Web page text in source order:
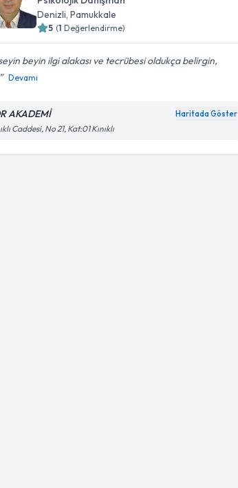
Denizli, Pamukkale
5 (1 Değerlendirme)
beyin ilgi alakası ve tecrübesi oldukça belirgin,
Devamı
AKADEMİ Haritada Göster
Caddesi, No 21, Kat:01 Kınıklı